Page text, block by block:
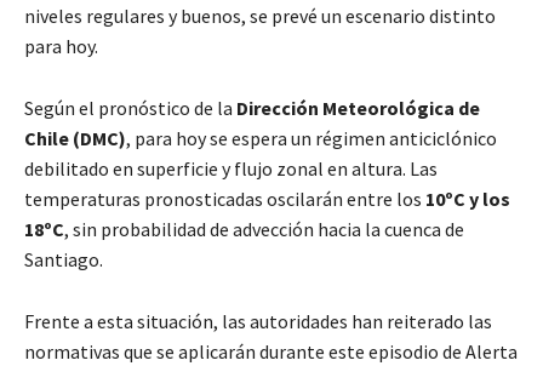
niveles regulares y buenos, se prevé un escenario distinto
para hoy.
Según el pronóstico de la Dirección Meteorológica de
Chile (DMC), para hoy se espera un régimen anticiclónico
debilitado en superficie y flujo zonal en altura. Las
temperaturas pronosticadas oscilarán entre los 10ºC y los
18ºC, sin probabilidad de advección hacia la cuenca de
Santiago.
Frente a esta situación, las autoridades han reiterado las
normativas que se aplicarán durante este episodio de Alerta